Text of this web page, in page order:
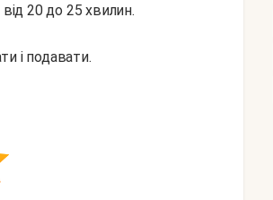
20 до 25 хвилин.
і подавати.